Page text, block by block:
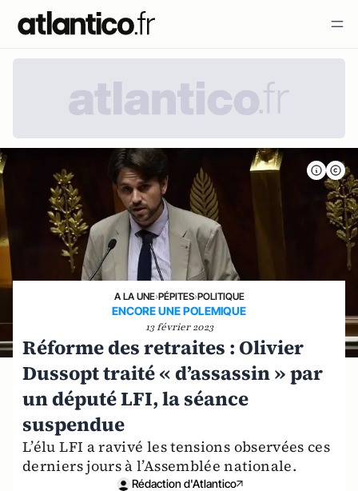
A LA UNE›PÉPITES›POLITIQUE
ENCORE UNE POLEMIQUE
13 février 2023
Réforme des retraites : Olivier
Dussopt traité « d’assassin » par
un député LFI, la séance
suspendue
L’élu LFI a ravivé les tensions observées ces
derniers jours à l’Assemblée nationale.
Rédaction d'Atlantico